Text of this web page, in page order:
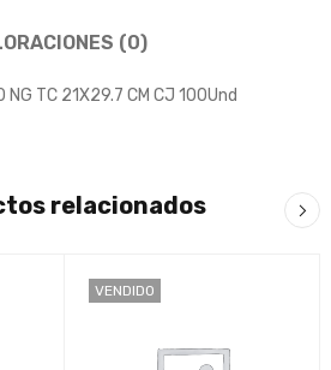
(0)
TC 21X29.7 CM CJ 100Und
relacionados
VENDIDO